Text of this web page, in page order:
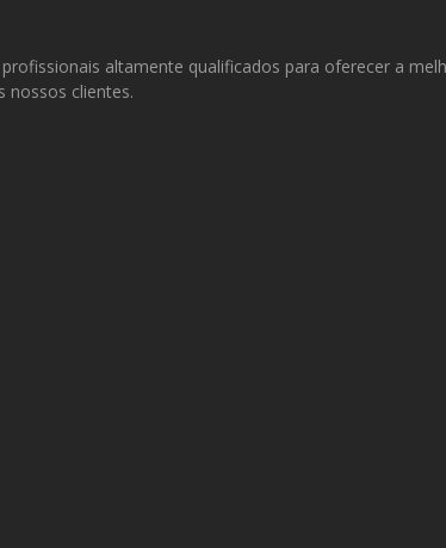
altamente qualificados para oferecer a
nossos clientes.